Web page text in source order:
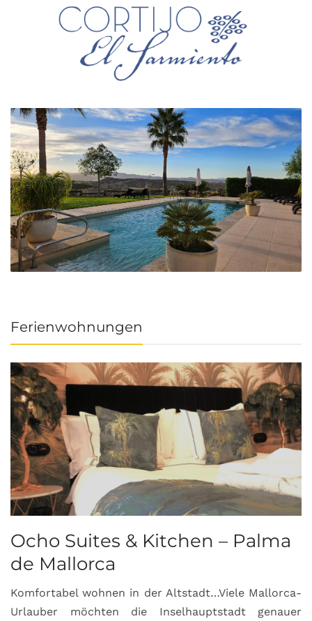
Ferienwohnungen
Ocho Suites & Kitchen – Palma
de Mallorca
Komfortabel wohnen in der Altstadt…Viele Mallorca-
Urlauber möchten die Inselhauptstadt genauer